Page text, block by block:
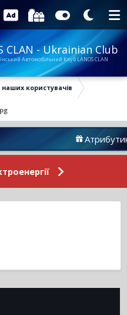
CLAN - Ukrainian Club
Автомобільний Клуб LANOS CLAN
користувачів
Атрибутика